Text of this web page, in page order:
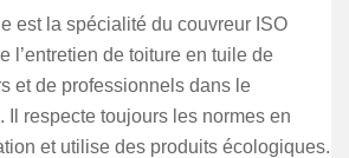
est la spécialité du couvreur ISO
l’entretien de toiture en tuile de
et de professionnels dans le
Il respecte toujours les normes en
et utilise des produits écologiques.